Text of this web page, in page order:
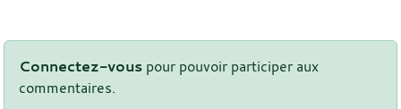
Connectez-vous pour pouvoir participer aux
commentaires.